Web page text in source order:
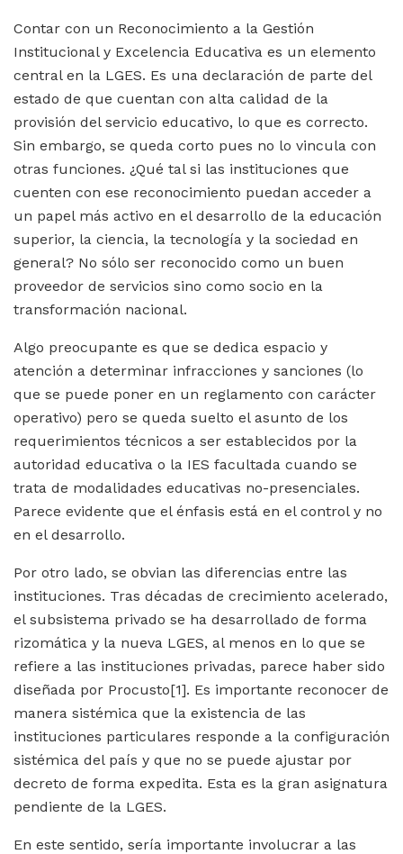
Contar con un Reconocimiento a la Gestión
Institucional y Excelencia Educativa es un elemento
central en la LGES. Es una declaración de parte del
estado de que cuentan con alta calidad de la
provisión del servicio educativo, lo que es correcto.
Sin embargo, se queda corto pues no lo vincula con
otras funciones. ¿Qué tal si las instituciones que
cuenten con ese reconocimiento puedan acceder a
un papel más activo en el desarrollo de la educación
superior, la ciencia, la tecnología y la sociedad en
general? No sólo ser reconocido como un buen
proveedor de servicios sino como socio en la
transformación nacional.
Algo preocupante es que se dedica espacio y
atención a determinar infracciones y sanciones (lo
que se puede poner en un reglamento con carácter
operativo) pero se queda suelto el asunto de los
requerimientos técnicos a ser establecidos por la
autoridad educativa o la IES facultada cuando se
trata de modalidades educativas no-presenciales.
Parece evidente que el énfasis está en el control y no
en el desarrollo.
Por otro lado, se obvian las diferencias entre las
instituciones. Tras décadas de crecimiento acelerado,
el subsistema privado se ha desarrollado de forma
rizomática y la nueva LGES, al menos en lo que se
refiere a las instituciones privadas, parece haber sido
diseñada por Procusto[1]. Es importante reconocer de
manera sistémica que la existencia de las
instituciones particulares responde a la configuración
sistémica del país y que no se puede ajustar por
decreto de forma expedita. Esta es la gran asignatura
pendiente de la LGES.
En este sentido, sería importante involucrar a las